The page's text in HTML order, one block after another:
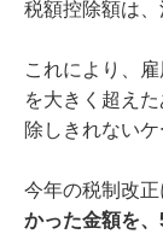
税額控除額は、
これにより、
を大きく超え
除しきれない
今年の税制改正
かった金額を